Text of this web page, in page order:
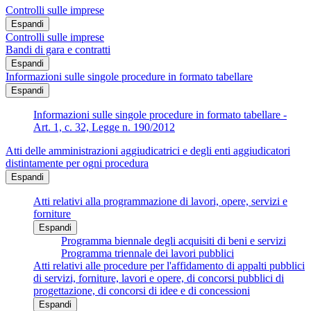
Controlli sulle imprese
Espandi
Controlli sulle imprese
Bandi di gara e contratti
Espandi
Informazioni sulle singole procedure in formato tabellare
Espandi
Informazioni sulle singole procedure in formato tabellare -
Art. 1, c. 32, Legge n. 190/2012
Atti delle amministrazioni aggiudicatrici e degli enti aggiudicatori
distintamente per ogni procedura
Espandi
Atti relativi alla programmazione di lavori, opere, servizi e
forniture
Espandi
Programma biennale degli acquisiti di beni e servizi
Programma triennale dei lavori pubblici
Atti relativi alle procedure per l'affidamento di appalti pubblici
di servizi, forniture, lavori e opere, di concorsi pubblici di
progettazione, di concorsi di idee e di concessioni
Espandi